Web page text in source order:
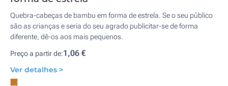
Quebra-cabeças de bambu em forma de estrela. Se o seu público
são as crianças e seria do seu agrado publicitar-se de forma
diferente, dê-os aos mais pequenos.
Preço a partir de:1,06 €
Ver detalhes >